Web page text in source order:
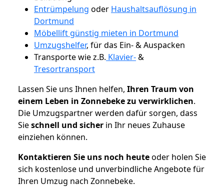
Entrümpelung oder Haushaltsauflösung in
Dortmund
Möbellift günstig mieten in Dortmund
Umzugshelfer, für das Ein- & Auspacken
Transporte wie z.B. Klavier-&
Tresortransport
Lassen Sie uns Ihnen helfen, Ihren Traum von
einem Leben in Zonnebeke zu verwirklichen.
Die Umzugspartner werden dafür sorgen, dass
Sieschnell und sicher in Ihr neues Zuhause
einziehen können.
Kontaktieren Sie uns noch heuteoder holen Sie
sich kostenlose und unverbindliche Angebote für
Ihren Umzug nach Zonnebeke.